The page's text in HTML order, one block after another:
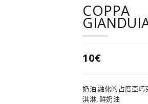
COPPA
10€
奶油,融化的占度亞巧
淇淋, 鲜奶油